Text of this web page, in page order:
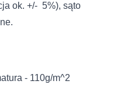
ok. +/- 5%), sąto
- 110g/m^2